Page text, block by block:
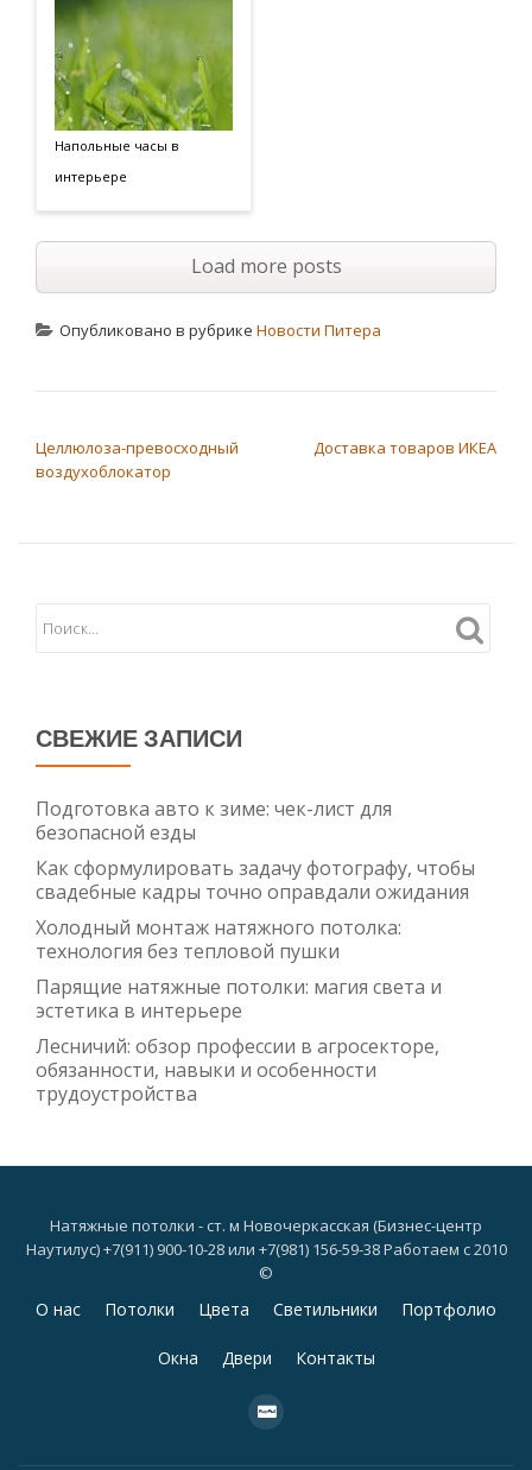
Напольные часы в
интерьере
Load more posts
Опубликовано в рубрике Новости Питера
Целлюлоза-превосходный
воздухоблокатор
Доставка товаров ИКЕА
СВЕЖИЕ ЗАПИСИ
Подготовка авто к зиме: чек-лист для
безопасной езды
Как сформулировать задачу фотографу, чтобы
свадебные кадры точно оправдали ожидания
Холодный монтаж натяжного потолка:
технология без тепловой пушки
Парящие натяжные потолки: магия света и
эстетика в интерьере
Лесничий: обзор профессии в агросекторе,
обязанности, навыки и особенности
трудоустройства
Натяжные потолки - ст. м Новочеркасская (Бизнес-центр
Наутилус) +7(911) 900-10-28 или +7(981) 156-59-38 Работаем с 2010
©
Дополнительное
О нас Потолки Цвета Светильники Портфолио
Окна Двери Контакты
fa-
cc-